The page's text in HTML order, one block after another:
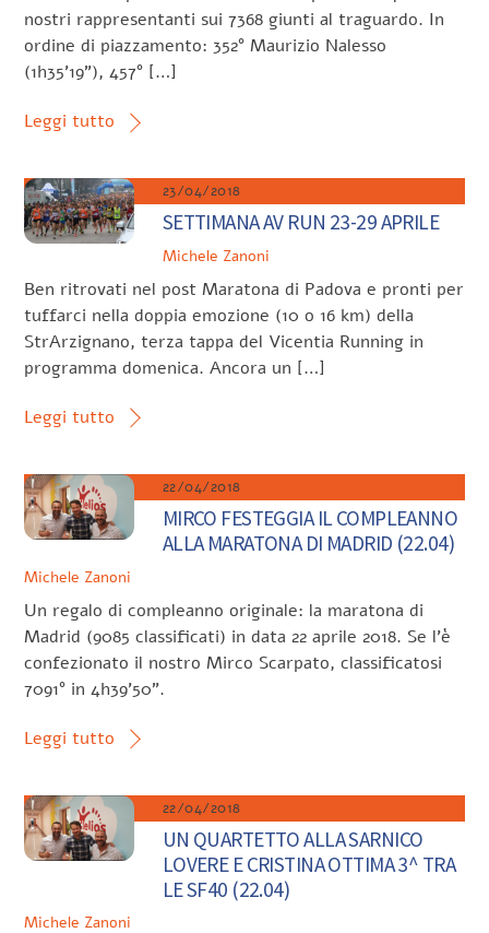
nostri rappresentanti sui 7368 giunti al traguardo. In
ordine di piazzamento: 352° Maurizio Nalesso
(1h35’19”), 457° […]
Leggi tutto
23/04/2018
SETTIMANA AV RUN 23-29 APRILE
Michele Zanoni
Ben ritrovati nel post Maratona di Padova e pronti per
tuffarci nella doppia emozione (10 o 16 km) della
StrArzignano, terza tappa del Vicentia Running in
programma domenica. Ancora un […]
Leggi tutto
22/04/2018
MIRCO FESTEGGIA IL COMPLEANNO
ALLA MARATONA DI MADRID (22.04)
Michele Zanoni
Un regalo di compleanno originale: la maratona di
Madrid (9085 classificati) in data 22 aprile 2018. Se l’è
confezionato il nostro Mirco Scarpato, classificatosi
7091° in 4h39’50”.
Leggi tutto
22/04/2018
UN QUARTETTO ALLA SARNICO
LOVERE E CRISTINA OTTIMA 3^ TRA
LE SF40 (22.04)
Michele Zanoni